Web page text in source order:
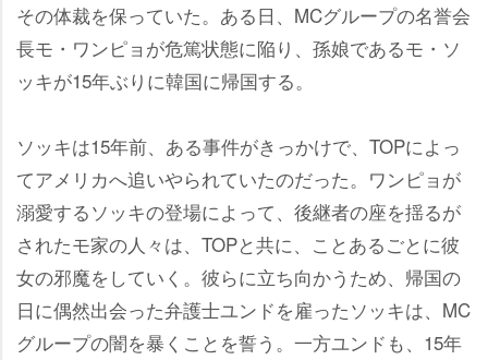
その体裁を保っていた。ある日、MCグループの名誉会
長モ・ワンピョが危篤状態に陥り、孫娘であるモ・ソ
ッキが15年ぶりに韓国に帰国する。
ソッキは15年前、ある事件がきっかけで、TOPによっ
てアメリカへ追いやられていたのだった。ワンピョが
溺愛するソッキの登場によって、後継者の座を揺るが
されたモ家の人々は、TOPと共に、ことあるごとに彼
女の邪魔をしていく。彼らに立ち向かうため、帰国の
日に偶然出会った弁護士ユンドを雇ったソッキは、MC
グループの闇を暴くことを誓う。一方ユンドも、15年